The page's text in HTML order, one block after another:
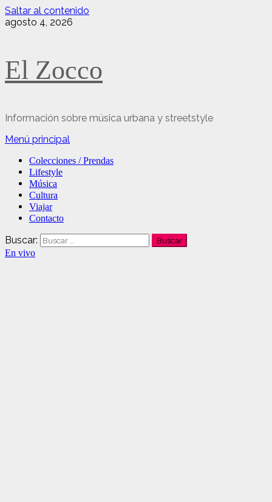
Saltar al contenido
agosto 4, 2026
El Zocco
Información sobre música urbana y streetstyle
Menú principal
Colecciones / Prendas
Lifestyle
Música
Cultura
Viajar
Contacto
Buscar:
En vivo